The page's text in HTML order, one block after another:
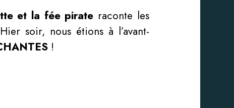
et la fée pirate raconte les
soir, nous étions à l’avant-
!